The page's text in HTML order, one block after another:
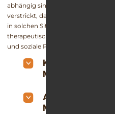
abhängig sind, haben sie sich
verstrickt, dass sie ihr allein nicht
in solchen Situationen nicht
therapeutische Behandlung
und soziale Probleme.
Körperliche
Andere Folgen